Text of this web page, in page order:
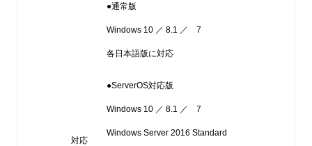
対応
●通常版
Windows 10 ／ 8.1 ／ 7
各日本語版に対応
●ServerOS対応版
Windows 10 ／ 8.1 ／ 7
Windows Server 2016 Standard